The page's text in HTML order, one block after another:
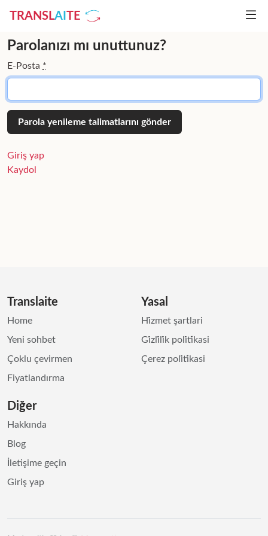
TRANSLAI TE
Parolanızı mı unuttunuz?
E-Posta *
Giriş yap
Kaydol
Translaite
Home
Yeni sohbet
Çoklu çevirmen
Fiyatlandırma
Yasal
Hi̇zmet şartlari
Gi̇zli̇li̇k poli̇ti̇kasi
Çerez poli̇ti̇kasi
Diğer
Hakkında
Blog
İletişime geçin
Giriş yap